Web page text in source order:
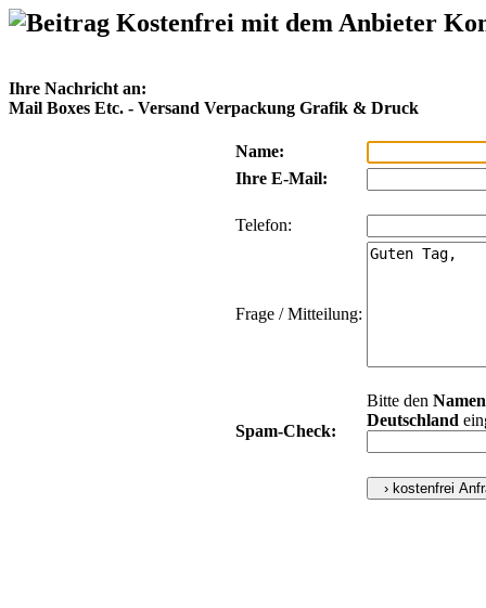
Kostenfrei mit dem Anbieter
Ihre Nachricht an:
Mail Boxes Etc. - Versand Verpackung Grafik & Druck
Name:
Ihre E-Mail:
Telefon:
Frage / Mitteilung:
Spam-Check:
Bitte den Namen
Deutschland